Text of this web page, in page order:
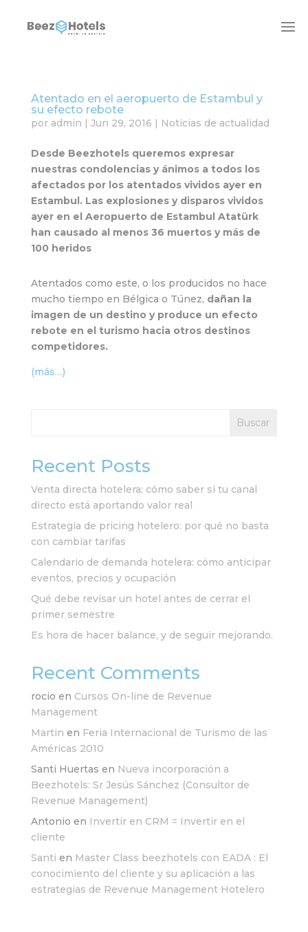
Atentado en el aeropuerto de Estambul y
su efecto rebote
por admin | Jun 29, 2016 | Noticias de actualidad
Desde Beezhotels queremos expresar
nuestras condolencias y ánimos a todos los
afectados por los atentados vividos ayer en
Estambul. Las explosiones y disparos vividos
ayer en el Aeropuerto de Estambul Atatürk
han causado al menos 36 muertos y más de
100 heridos
Atentados como este, o los producidos no hace
mucho tiempo en Bélgica o Túnez, dañan la
imagen de un destino y produce un efecto
rebote en el turismo hacia otros destinos
competidores.
(más…)
Buscar
Recent Posts
Venta directa hotelera: cómo saber si tu canal
directo está aportando valor real
Estrategia de pricing hotelero: por qué no basta
con cambiar tarifas
Calendario de demanda hotelera: cómo anticipar
eventos, precios y ocupación
Qué debe revisar un hotel antes de cerrar el
primer semestre
Es hora de hacer balance, y de seguir mejorando.
Recent Comments
rocio en Cursos On-line de Revenue
Management
Martin en Feria Internacional de Turismo de las
Américas 2010
Santi Huertas en Nueva incorporación a
Beezhotels: Sr Jesús Sánchez (Consultor de
Revenue Management)
Antonio en Invertir en CRM = Invertir en el
cliente
Santi en Master Class beezhotels con EADA : El
conocimiento del cliente y su aplicación a las
estrategias de Revenue Management Hotelero